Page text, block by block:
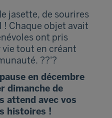
jasette, de sourires
! Chaque objet avait
ont pris
tout en créant
??'?
en décembre
dimanche de
attend avec vos
histoires !